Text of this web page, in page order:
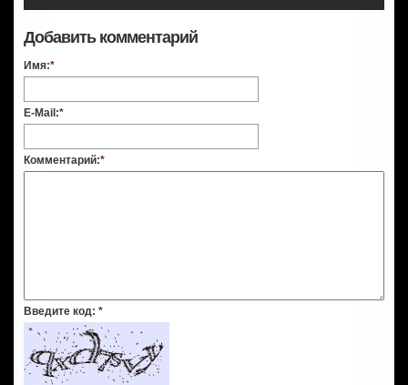
Добавить комментарий
Имя:*
E-Mail:*
Комментарий:*
Введите код: *